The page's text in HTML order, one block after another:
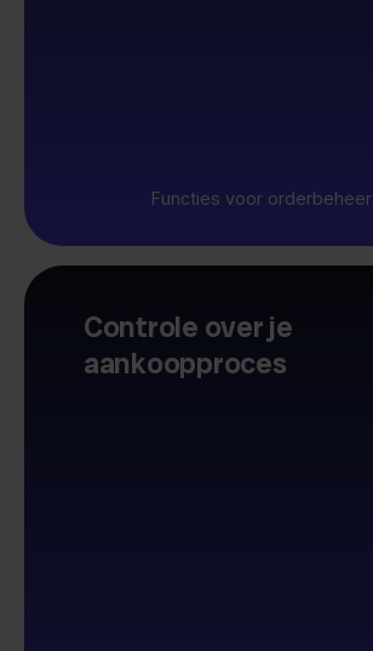
Functies voor orderbeheer
Controle over je
aankoopproces